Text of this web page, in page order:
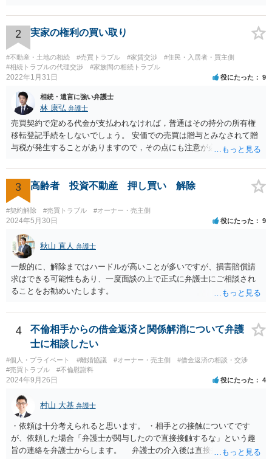
ですし、買取価格は非常に安くなりますが、近年は「持分だけでも買
い取ります」という業者が出てきています。 （2）については、裁判
手続を粛々と進めることにより、土地を切り分けて取得したり、全体
を競売にかけたりすることができるようになります。こちらも経費が
多くかかり、最終的な手残りの金額は多くありませんし、手間がかか
ります。Cが外国にいるのならなおさらです。 Cが上記（1）（2）を
認識しているかどうかはわかりませんが、Cにとっては、上記（1）
（2）の方法よりも手残りが多くなるような金額であれば、ABに買い
取りをしてもらうほうが「合理的」ということになります。 他の先生
方が回答しているように、相続税路線価や固定資産税評価額から計算
した時価を3分して、使用借権の10％を控除した金額というのが公平中
立な金額の算定方法の一つであることに間違いはありません。 しか
すから、ABとしては、上記を考慮して、できる限り有利な金額を提案
し、交渉していくことがよろしいように思います。 Cが上記（1）
（2）の方法をとった場合に手残りがいくらになるかの計算は簡単では
ないものの、ある程度見通しもつけられますので、その金額を考慮し
つつ、提案金額を調整することをお勧めいたします。 なお、将来的な
紛争の可能性を考慮するのであれば、Cからの持分買い取りと合わせ
て、AB間の権利調整（可能であれば共有を解消し、分筆してそれぞれ
単独所有するなど）も検討なさると良いですね。
2 実家の権利の買い取り
#不動産・土地の相続 #売買トラブル #家賃交渉
#住民・入居者・買主側
#相続トラブルの代理交渉
#家族間の相続トラブル
2022年1月31日 役にたった 9
相続・遺言に強い弁護士
林 康弘 弁護士
売買契約で定める代金が支払われなければ，普通はその持分の所有権
移転登記手続をしないでしょう。 安価での売買は贈与とみなされて贈
与税が発生することがありますので，その点にも注意が必要です。 い
まれることをおすすめします。
3 高齢者 投資不動産 押し買い 解除
#契約解除 #売買トラブル #オーナー・売主側
2024年5月30日 役にたった 9
秋山 直人 弁護士
一般的に、解除まではハードルが高いことが多いですが、損害賠償請
求はできる可能性もあり、一度面談の上で正式に弁護士にご相談され
ることをお勧めいたします。
4
不倫相手からの借金返済と関係解消について弁護
士に相談したい
#個人・プライベート #離婚協議 #オーナー・売主側
#借金返済の相談・交渉
#売買トラブル
#不倫慰謝料
2024年9月26日 役にたった 4
村山 大基 弁護士
・依頼は十分考えられると思います。 ・相手との接触についてです
が、依頼した場合「弁護士が関与したので直接接触するな」という趣
旨の連絡を弁護士からします。 弁護士の介入後は直接接触はしない